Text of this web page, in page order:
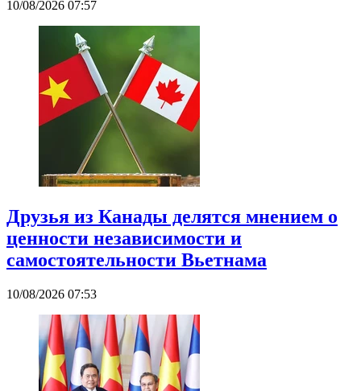
10/08/2026 07:57
Друзья из Канады делятся мнением о
ценности независимости и
самостоятельности Вьетнама
10/08/2026 07:53